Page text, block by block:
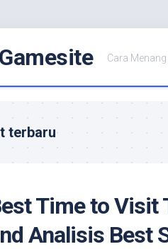
Cara
terbaru
Time to Visit
Analisis Best